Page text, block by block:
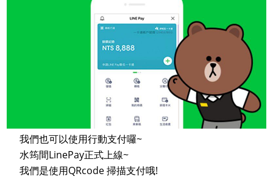
我們也可以使用行動支付囉~
水筠間LinePay正式上線~
我們是使用QRcode 掃描支付哦!